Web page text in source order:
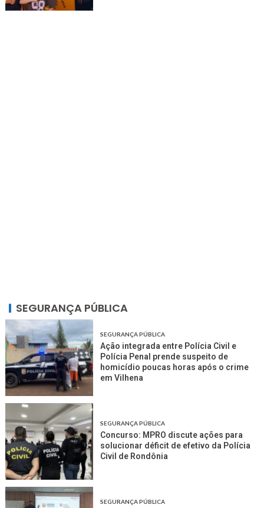
SEGURANÇA PÚBLICA
SEGURANÇA PÚBLICA
Ação integrada entre Polícia Civil e
Polícia Penal prende suspeito de
homicídio poucas horas após o crime
em Vilhena
SEGURANÇA PÚBLICA
Concurso: MPRO discute ações para
solucionar déficit de efetivo da Polícia
Civil de Rondônia
SEGURANÇA PÚBLICA